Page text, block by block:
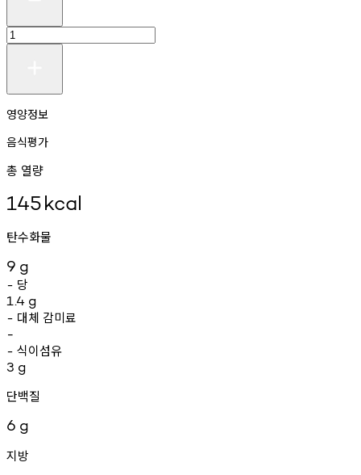
영양정보
음식평가
총 열량
145kcal
탄수화물
9 g
- 당
1.4 g
- 대체 감미료
-
- 식이섬유
3 g
단백질
6 g
지방